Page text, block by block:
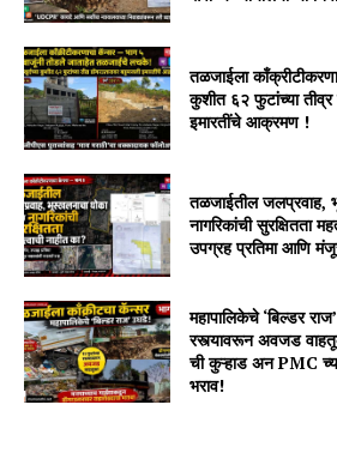
तळजाईला
कुशीत ६२ फुटांच्या तीव्र
इमारतींचे आक्रमण !
तळजाईतील जलप्रवाह,
नागरिकांची सुरक्षितता
उपग्रह प्रतिमा आणि
महापालिकेचे ‘बिल्डर
रस्त्यावरून अवजड
ची कुऱ्हाड अन PMC
भराव!